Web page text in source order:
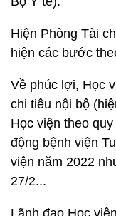
Hiện Phòng Tài
hiện các bước
Về phúc lợi, Học
chi tiêu nội bộ
Học viện theo
động bệnh viện
viện năm 2022
27/2...
Lãnh đạo Học